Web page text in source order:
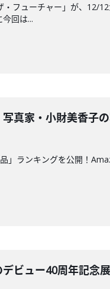
フューチャー」が、12/
回は...
真家・小財美香子
」ランキングを公開！
ビュー40周年記念